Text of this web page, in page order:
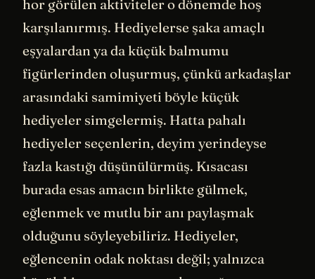
hor görülen aktiviteler o dönemde hoş
karşılanırmış. Hediyelerse şaka amaçlı
eşyalardan ya da küçük balmumu
figürlerinden oluşurmuş, çünkü arkadaşlar
arasındaki samimiyeti böyle küçük
hediyeler simgelermiş. Hatta pahalı
hediyeler seçenlerin, deyim yerindeyse
fazla kastığı düşünülürmüş. Kısacası
burada esas amacın birlikte gülmek,
eğlenmek ve mutlu bir anı paylaşmak
olduğunu söyleyebiliriz. Hediyeler,
eğlencenin odak noktası değil; yalnızca